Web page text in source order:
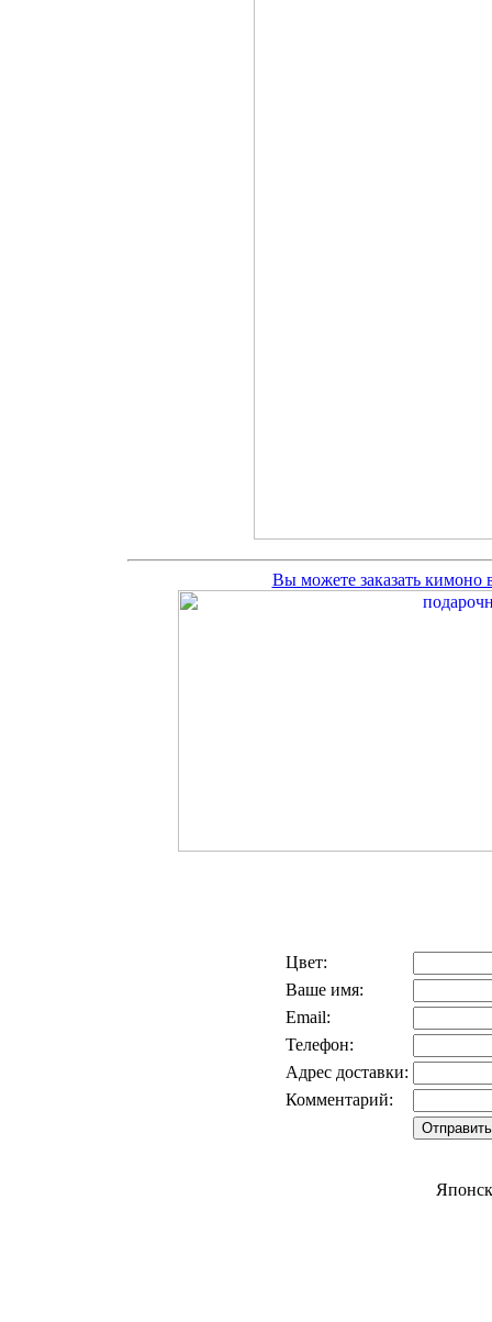
Вы можете заказать
Цвет:
Ваше имя:
Email:
Телефон:
Адрес доставки:
Комментарий: